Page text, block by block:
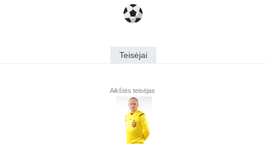
Teisėjai
Aikštės teisėjas